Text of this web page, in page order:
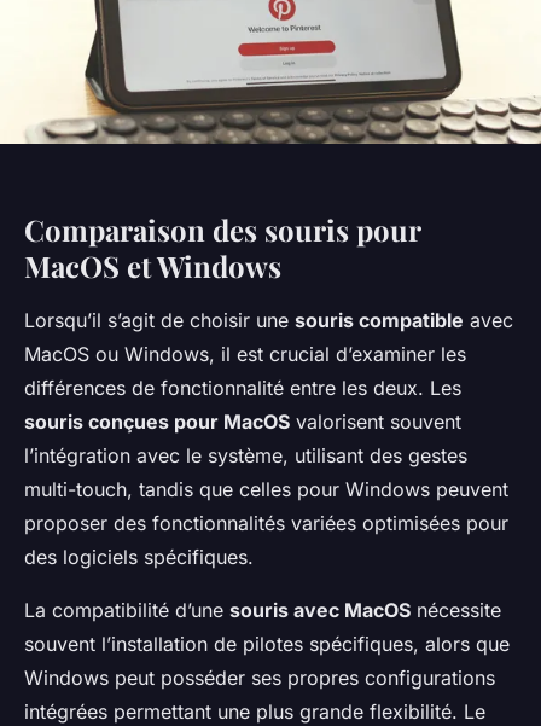
Comparaison des souris pour
MacOS et Windows
Lorsqu’il s’agit de choisir une souris compatible avec
MacOS ou Windows, il est crucial d’examiner les
différences de fonctionnalité entre les deux. Les
souris conçues pour MacOS valorisent souvent
l’intégration avec le système, utilisant des gestes
multi-touch, tandis que celles pour Windows peuvent
proposer des fonctionnalités variées optimisées pour
des logiciels spécifiques.
La compatibilité d’une souris avec MacOS nécessite
souvent l’installation de pilotes spécifiques, alors que
Windows peut posséder ses propres configurations
intégrées permettant une plus grande flexibilité. Le